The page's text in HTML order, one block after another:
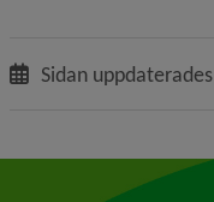
Sidan uppdaterades